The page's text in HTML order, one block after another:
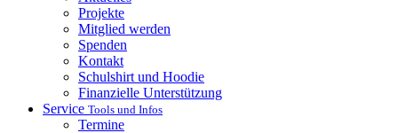
Projekte
Mitglied werden
Spenden
Kontakt
Schulshirt und Hoodie
Finanzielle Unterstützung
Service Tools und Infos
Termine